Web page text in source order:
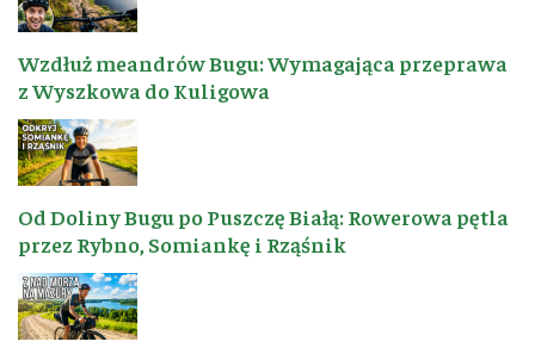
Wzdłuż meandrów Bugu: Wymagająca przeprawa
z Wyszkowa do Kuligowa
Od Doliny Bugu po Puszczę Białą: Rowerowa pętla
przez Rybno, Somiankę i Rząśnik